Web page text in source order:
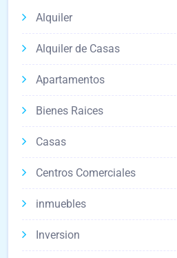
Alquiler
Alquiler de Casas
Apartamentos
Bienes Raices
Casas
Centros Comerciales
inmuebles
Inversion